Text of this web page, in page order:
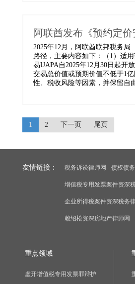
阿联酋发布《预约定价
2025年12月，阿联酋联邦税务
路径，主要内容如下：（1）适
易UAPA自2025年12月30日起开
交易总价值或预期价值不低于1
性、税收风险等因素，并保留自
1 2 下一页 尾页
友情链接： 税务诉讼律师网 债权债
增值税专用发票案件资深
企业所得税案件资深税务
赖绍松资深房地产律师网
重点领域
虚开增值税专用发票罪辩护